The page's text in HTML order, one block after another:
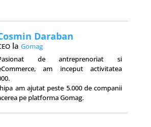
Daraban
la Gomag
de antreprenoriat si
am inceput activitatea
am ajutat peste 5.000 de companii
pe platforma Gomag.